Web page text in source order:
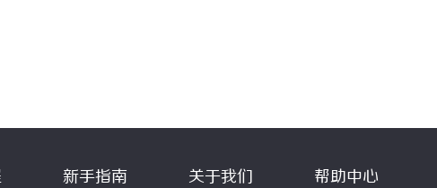
新手指南 关于我们 帮助中心